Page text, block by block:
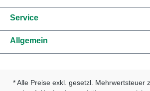
Service
Allgemein
* Alle Preise exkl. gesetzl. Mehrwertsteuer